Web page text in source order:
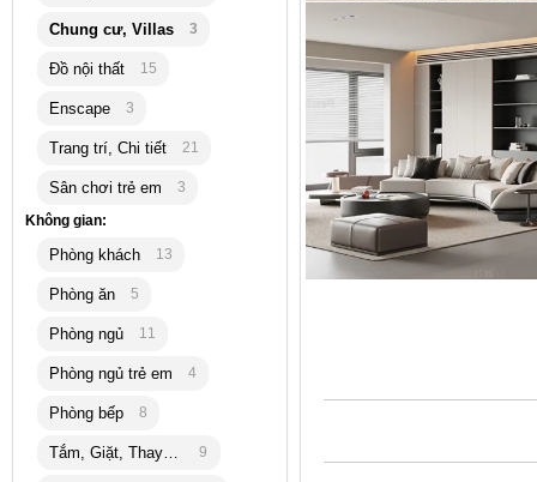
Chung cư, Villas 3
Đồ nội thất 15
Enscape 3
Trang trí, Chi tiết 21
Sân chơi trẻ em
3
Không gian:
Phòng khách 13
Phòng ăn 5
Phòng ngủ 11
Phòng ngủ trẻ em 4
Phòng bếp 8
Tắm, Giặt, Thay đồ 9